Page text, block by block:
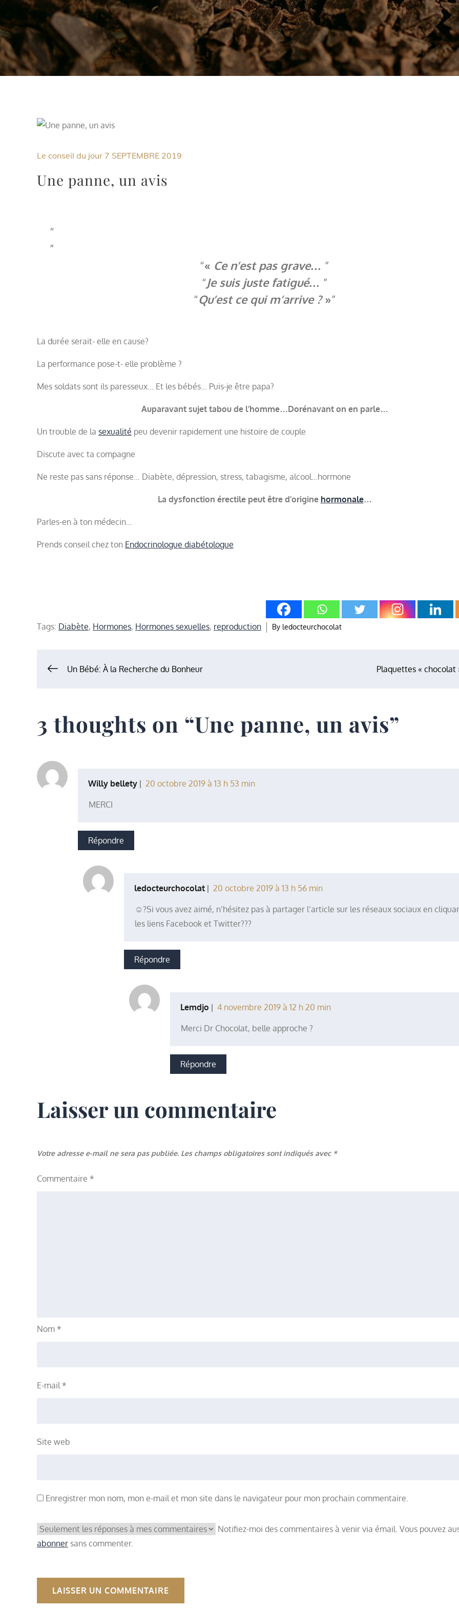
Le conseil du jour 7 SEPTEMBRE 2019
Une panne, un avis
« Ce n’est pas grave…
Je suis juste fatigué…
Qu’est ce qui m’arrive ?»
La durée serait- elle en cause?
La performance pose-t- elle problème ?
Mes soldats sont ils paresseux… Et les bébés… Puis-je être papa?
Auparavant sujet tabou de l’homme…Dorénavant on en parle…
Un trouble de la sexualité peu devenir rapidement une histoire de couple
Discute avec ta compagne
Ne reste pas sans réponse… Diabète, dépression, stress, tabagisme, alcool…hormone
La dysfonction érectile peut être d’origine hormonale…
Parles-en à ton médecin…
Prends conseil chez ton Endocrinologue diabétologue
Tags: Diabète, Hormones, Hormones sexuelles, reproduction By ledocteurchocolat
Navigation
l’article
Un Bébé: À la Recherche du Bonheur Plaquettes « chocolat
3 thoughts on “Une panne, un avis”
Willy bellety 20 octobre 2019 à 13 h 53 min
MERCI
Répondre
ledocteurchocolat 20 octobre 2019 à 13 h 56 min
☺?Si vous avez aimé, n’hésitez pas à partager l’article sur les réseaux sociaux en
les liens Facebook et Twitter???
Répondre
Lemdjo 4 novembre 2019 à 12 h 20 min
Merci Dr Chocolat, belle approche ?
Répondre
Laisser un commentaire
Votre adresse e-mail ne sera pas publiée. Les champs obligatoires sont indiqués avec *
Commentaire *
Nom *
E-mail *
Site web
Enregistrer mon nom, mon e-mail et mon site dans le navigateur pour mon prochain commentaire.
Notifiez-moi des commentaires à venir via émail. Vous pouvez
abonner sans commenter.